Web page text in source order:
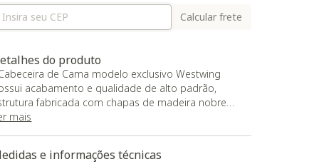
Calcular frete
do produto
de Cama modelo exclusivo Westwing
acabamento e qualidade de alto padrão,
fabricada com chapas de madeira nobre
e secas em estufa, madeira de
produto será entregue montado.
mais
e informações técnicas